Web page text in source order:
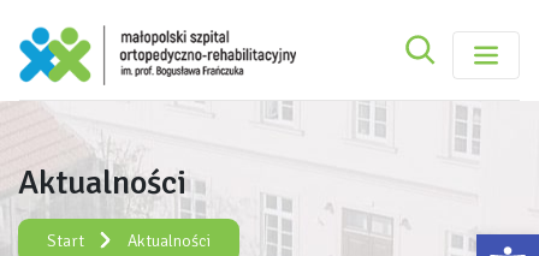
Małopolski Szpital Ortopedyczno-Szukaj
Szukaj
Aktualności
Start Aktualności